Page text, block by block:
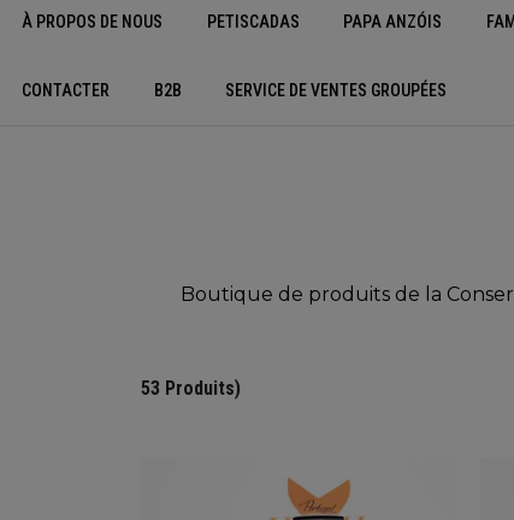
À PROPOS DE NOUS PETISCADAS PAPA ANZÓIS
CONTACTER B2B SERVICE DE VENTES GROUPÉES
Boutique de produits de la
53 Produits)